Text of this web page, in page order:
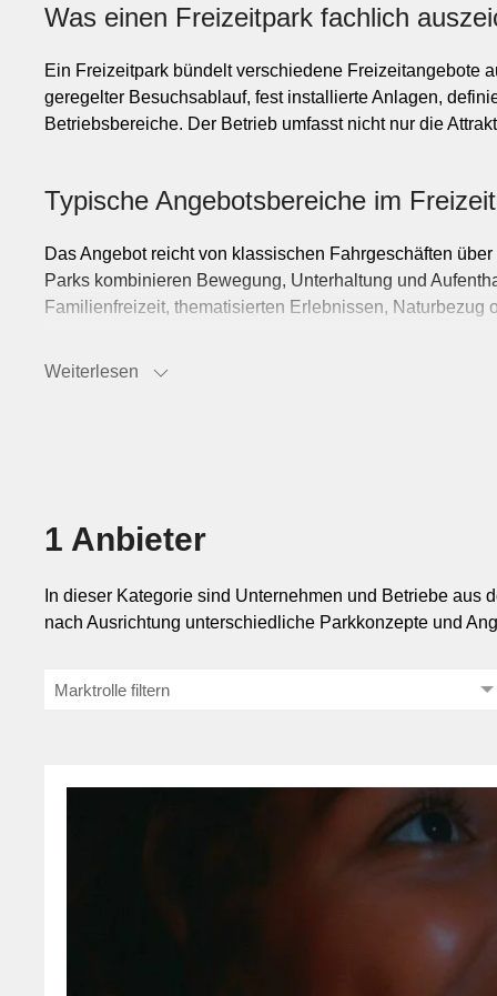
Mobilität
Was einen Freizeitpark fachlich
Ein Freizeitpark bündelt verschiedene Freizeitangebote
geregelter Besuchsablauf, fest installierte Anlagen,
Betriebsbereiche. Der Betrieb umfasst nicht nur die
Typische Angebotsbereiche im
Das Angebot reicht von klassischen Fahrgeschäften
Parks kombinieren Bewegung, Unterhaltung und
Familienfreizeit, thematisierten Erlebnissen, Naturbezug
Anlagen, Betrieb und Infrastruktur vor
Ein Freizeitpark unterscheidet sich von Festivals,
Freizeitsstandort.
Weiterlesen
1 Anbieter
In dieser Kategorie sind Unternehmen und Betriebe
nach Ausrichtung unterschiedliche Parkkonzepte und
Marktrolle filtern